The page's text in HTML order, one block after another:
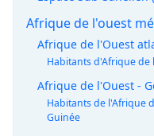
Afrique de l'ouest
Afrique de l'Ouest
Habitants d'Afrique
Afrique de l'Ouest -
Habitants de l'Afrique
Guinée